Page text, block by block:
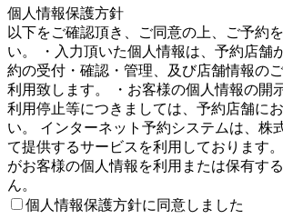
個人情報保護方針
以下をご確認頂き、ご同意の上、ご予約
い。 ・入力頂いた個人情報は、予約店舗
約の受付・確認・管理、及び店舗情報の
利用致します。 ・お客様の個人情報の開
利用停止等につきましては、予約店舗に
い。 インターネット予約システムは、株
て提供するサービスを利用しております
がお客様の個人情報を利用または保有す
ん。
個人情報保護方針に同意しました